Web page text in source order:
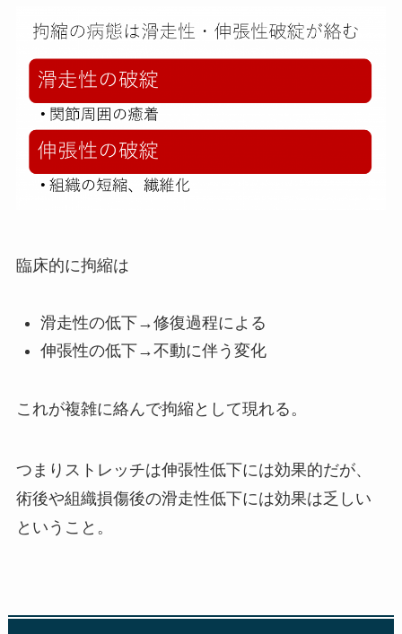
臨床的に拘縮は
滑走性の低下→修復過程による
伸張性の低下→不動に伴う変化
これが複雑に絡んで拘縮として現れる。
つまりストレッチは伸張性低下には効果的だが、
術後や組織損傷後の滑走性低下には効果は乏しい
ということ。